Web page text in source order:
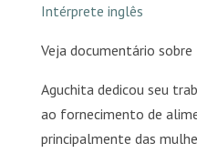
Intérprete inglês
Veja documentário sobre
Aguchita dedicou seu
ao fornecimento de
principalmente das